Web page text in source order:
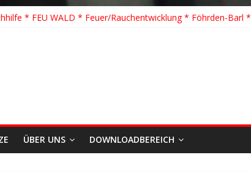
* FEU WALD * Feuer/Rauchentwicklung * Föhrden-Barl *
Y * Person in festsitzendem Aufzug *
* VU * 1 Person klemmt * Hingstheide
ÜBER UNS DOWNLOADBEREICH